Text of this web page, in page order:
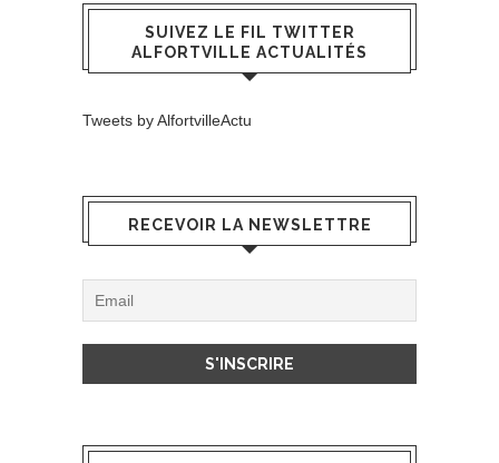
SUIVEZ LE FIL TWITTER
ALFORTVILLE ACTUALITÉS
Tweets by AlfortvilleActu
RECEVOIR LA NEWSLETTRE